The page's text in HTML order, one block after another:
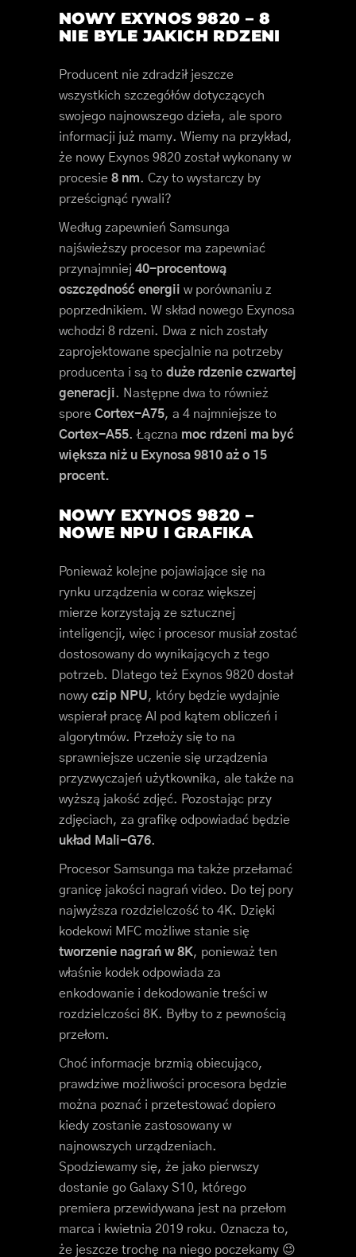
NOWY EXYNOS 9820 – 8
NIE BYLE JAKICH RDZENI
Producent nie zdradził jeszcze
wszystkich szczegółów dotyczących
swojego najnowszego dzieła, ale sporo
informacji już mamy. Wiemy na przykład,
że nowy Exynos 9820 został wykonany w
procesie 8 nm. Czy to wystarczy by
prześcignąć rywali?
Według zapewnień Samsunga
najświeższy procesor ma zapewniać
przynajmniej 40-procentową
oszczędność energii w porównaniu z
poprzednikiem. W skład nowego Exynosa
wchodzi 8 rdzeni. Dwa z nich zostały
zaprojektowane specjalnie na potrzeby
producenta i są to duże rdzenie czwartej
generacji. Następne dwa to również
spore Cortex-A75, a 4 najmniejsze to
Cortex-A55. Łączna moc rdzeni ma być
większa niż u Exynosa 9810 aż o 15
procent.
NOWY EXYNOS 9820 –
NOWE NPU I GRAFIKA
Ponieważ kolejne pojawiające się na
rynku urządzenia w coraz większej
mierze korzystają ze sztucznej
inteligencji, więc i procesor musiał zostać
dostosowany do wynikających z tego
potrzeb. Dlatego też Exynos 9820 dostał
nowy czip NPU, który będzie wydajnie
wspierał pracę AI pod kątem obliczeń i
algorytmów. Przełoży się to na
sprawniejsze uczenie się urządzenia
przyzwyczajeń użytkownika, ale także na
wyższą jakość zdjęć. Pozostając przy
zdjęciach, za grafikę odpowiadać będzie
układ Mali-G76.
Procesor Samsunga ma także przełamać
granicę jakości nagrań video. Do tej pory
najwyższa rozdzielczość to 4K. Dzięki
kodekowi MFC możliwe stanie się
tworzenie nagrań w 8K, ponieważ ten
właśnie kodek odpowiada za
enkodowanie i dekodowanie treści w
rozdzielczości 8K. Byłby to z pewnością
przełom.
Choć informacje brzmią obiecująco,
prawdziwe możliwości procesora będzie
można poznać i przetestować dopiero
kiedy zostanie zastosowany w
najnowszych urządzeniach.
Spodziewamy się, że jako pierwszy
dostanie go Galaxy S10, którego
premiera przewidywana jest na przełom
marca i kwietnia 2019 roku. Oznacza to,
że jeszcze trochę na niego poczekamy 😉